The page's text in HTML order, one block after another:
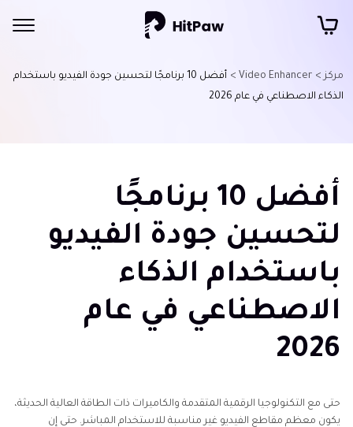
مركز > Video Enhancer >
أفضل 10 برنامجًا لتحسين جودة الفيديو باستخدام
الذكاء الاصطناعي في عام 2026
أفضل 10 برنامجًا
لتحسين جودة الفيديو
باستخدام الذكاء
الاصطناعي في عام
2026
حتى مع التكنولوجيا الرقمية المتقدمة والكاميرات ذات الطاقة العالية الحديثة،
يكون معظم مقاطع الفيديو غير مناسبة للاستخدام المباشر. حتى إن